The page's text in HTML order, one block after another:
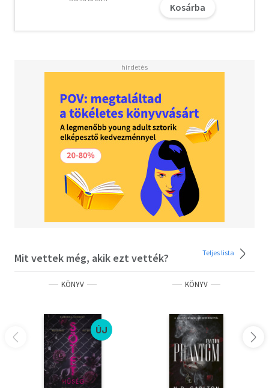
"Bárcsak több ilyen new adult regény lenne! A történet
teljesen elvarázsolt. Hosszú idő óta ez volt az egyik
legjobb romantikus történet, amit olvastam."
- Lady Vigilante, goodreads.com -
"Ez a könyv tökéletes választás, ha valaki egy magával
ragadó, erotikus, könnyed olvasmányra vágyik...
helyenként mély érzelemmel fűszerezve."
- Kristin, goodreads.com -
Szereted az érzéki, de tartalmas könyveket?
Fiatal nőknek, felső korhatár nélkül!
Kosárba
Mit vettek még, akik ezt vették? Teljes lista
KÖNYV
ÚJ
KÖNYV